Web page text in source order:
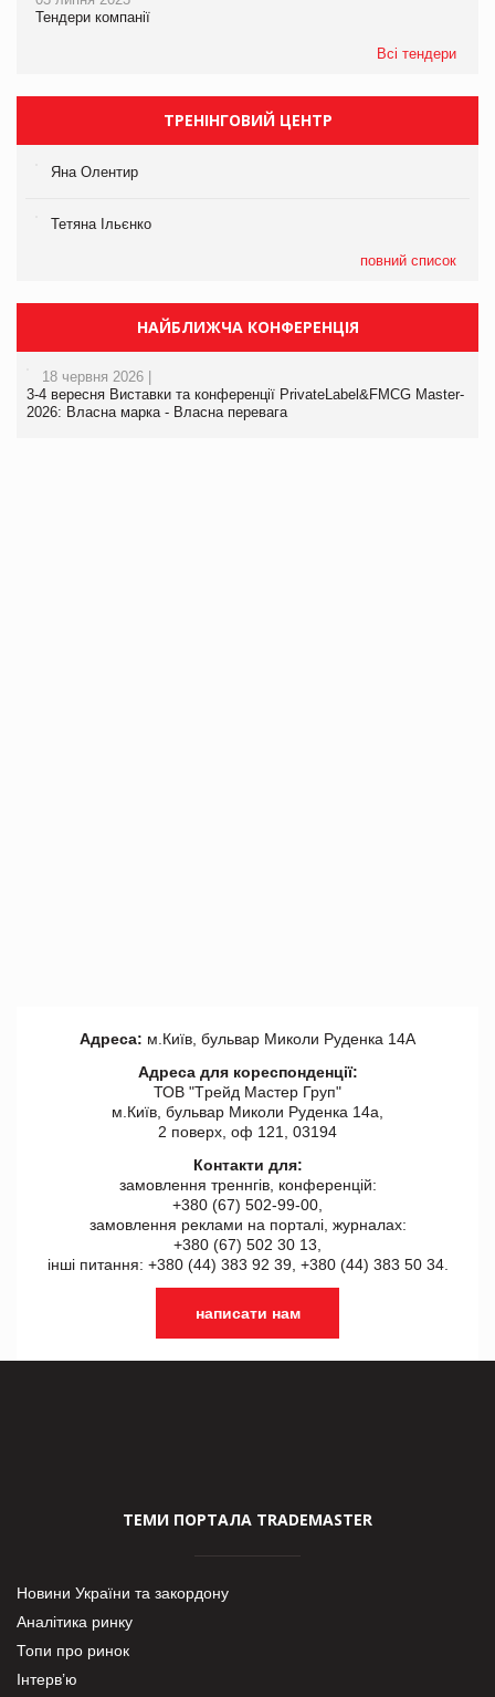
Тендери компанії
Всі тендери
ТРЕНІНГОВИЙ ЦЕНТР
Яна Олентир
Тетяна Ільєнко
повний список
НАЙБЛИЖЧА КОНФЕРЕНЦІЯ
18 червня 2026 |
3-4 вересня Виставки та конференції PrivateLabel&FMCG Master-
2026: Власна марка - Власна перевага
Адреса: м.Київ, бульвар Миколи Руденка 14А
Адреса для кореспонденції:
ТОВ "Tрейд Мастер Груп"
м.Київ, бульвар Миколи Руденка 14а,
2 поверх, оф 121, 03194
Контакти для:
замовлення треннгів, конференцій:
+380 (67) 502-99-00,
замовлення реклами на порталі, журналах:
+380 (67) 502 30 13,
інші питання: +380 (44) 383 92 39, +380 (44) 383 50 34.
написати нам
ТЕМИ ПОРТАЛА TRADEMASTER
Новини України та закордону
Аналітика ринку
Топи про ринок
Інтерв’ю